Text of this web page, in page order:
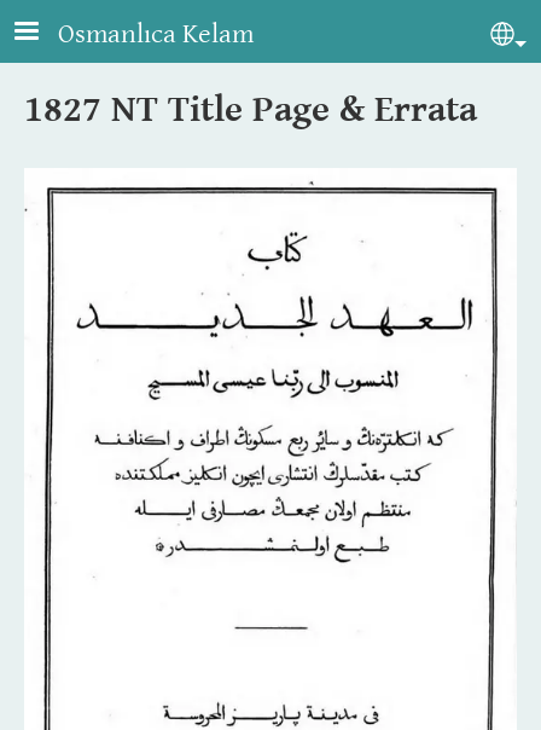
Skip to main content
Osmanlıca Kelam
1827 NT Title Page & Errata